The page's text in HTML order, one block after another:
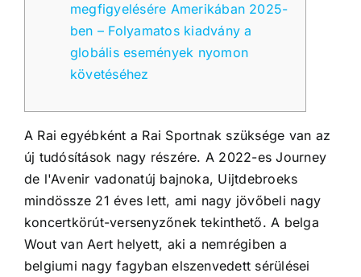
megfigyelésére Amerikában 2025-
ben – Folyamatos kiadvány a
globális események nyomon
követéséhez
A Rai egyébként a Rai Sportnak szüksége van az
új tudósítások nagy részére. A 2022-es Journey
de l'Avenir vadonatúj bajnoka, Uijtdebroeks
mindössze 21 éves lett, ami nagy jövőbeli nagy
koncertkörút-versenyzőnek tekinthető. A belga
Wout van Aert helyett, aki a nemrégiben a
belgiumi nagy fagyban elszenvedett sérülései